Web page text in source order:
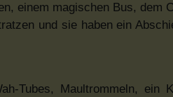
einem magischen Bus, dem
und sie haben ein
Tubes, Maultrommeln, ein